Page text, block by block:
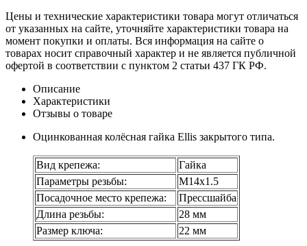
Цены и технические характеристики товара могут отличаться
от указанных на сайте, уточняйте характеристики товара на
момент покупки и оплаты. Вся информация на сайте о
товарах носит справочный характер и не является публичной
офертой в соответствии с пунктом 2 статьи 437 ГК РФ.
Описание
Характеристики
Отзывы о товаре
Оцинкованная колёсная гайка Ellis закрытого типа.
Вид крепежа:
Гайка
Параметры резьбы:
М14х1.5
Посадочное место крепежа:
Прессшайба
Длина резьбы:
28 мм
Размер ключа:
22 мм